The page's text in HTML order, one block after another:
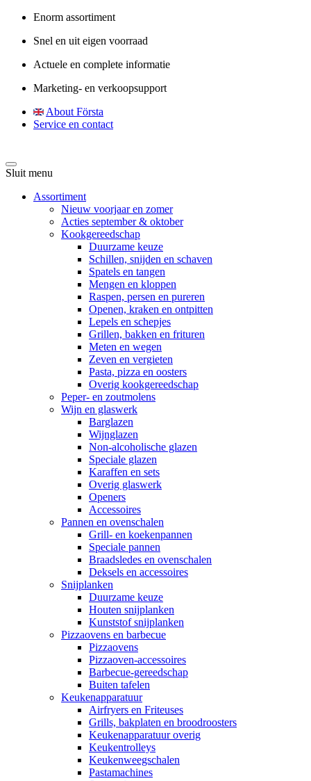
Enorm assortiment
Snel en uit eigen voorraad
Actuele en complete informatie
Marketing- en verkoopsupport
About Första
Service en contact
Sluit menu
Assortiment
Nieuw voorjaar en zomer
Acties september & oktober
Kookgereedschap
Duurzame keuze
Schillen, snijden en schaven
Spatels en tangen
Mengen en kloppen
Raspen, persen en pureren
Openen, kraken en ontpitten
Lepels en schepjes
Grillen, bakken en frituren
Meten en wegen
Zeven en vergieten
Pasta, pizza en oosters
Overig kookgereedschap
Peper- en zoutmolens
Wijn en glaswerk
Barglazen
Wijnglazen
Non-alcoholische glazen
Speciale glazen
Karaffen en sets
Overig glaswerk
Openers
Accessoires
Pannen en ovenschalen
Grill- en koekenpannen
Speciale pannen
Braadsledes en ovenschalen
Deksels en accessoires
Snijplanken
Duurzame keuze
Houten snijplanken
Kunststof snijplanken
Pizzaovens en barbecue
Pizzaovens
Pizzaoven-accessoires
Barbecue-gereedschap
Buiten tafelen
Keukenapparatuur
Airfryers en Friteuses
Grills, bakplaten en broodroosters
Keukenapparatuur overig
Keukentrolleys
Keukenweegschalen
Pastamachines